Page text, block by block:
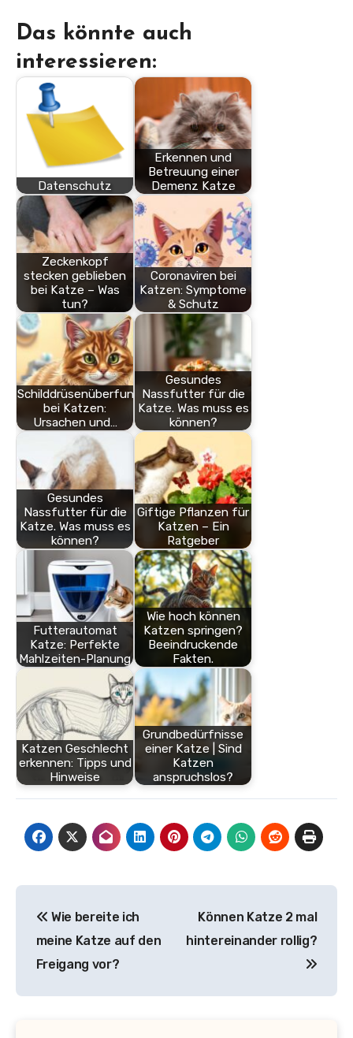
Das könnte auch
interessieren:
Datenschutz
Erkennen und
Betreuung einer
Demenz Katze
Zeckenkopf
stecken geblieben
bei Katze – Was
tun?
Coronaviren bei
Katzen: Symptome
& Schutz
Schilddrüsenüberfunktion
bei Katzen:
Ursachen und…
Gesundes
Nassfutter für die
Katze. Was muss es
können?
Gesundes
Nassfutter für die
Katze. Was muss es
können?
Giftige Pflanzen für
Katzen – Ein
Ratgeber
Futterautomat
Katze: Perfekte
Mahlzeiten-Planung
Wie hoch können
Katzen springen?
Beeindruckende
Fakten.
Katzen Geschlecht
erkennen: Tipps und
Hinweise
Grundbedürfnisse
einer Katze | Sind
Katzen
anspruchslos?
Wie bereite ich
meine Katze auf den
Freigang vor?
Können Katze 2 mal
hintereinander rollig?